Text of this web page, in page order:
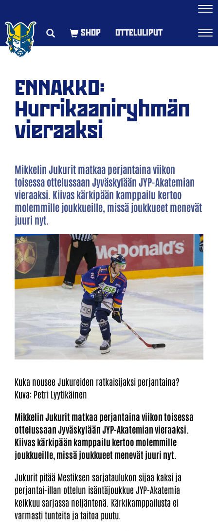
OTTELULIPUT
ENNAKKO:
Hurrikaaniryhmän
vieraaksi
Mikkelin Jukurit matkaa perjantaina viikon
toisessa ottelussaan Jyväskylään JYP-Akatemian
vieraaksi. Kiivas kärkipään kamppailu kertoo
molemmille joukkueille, missä joukkueet menevät
juuri nyt.
Kuka nousee Jukureiden ratkaisijaksi perjantaina?
Kuva: Petri Lyytikäinen
Mikkelin Jukurit matkaa perjantaina viikon toisessa
ottelussaan Jyväskylään JYP-Akatemian vieraaksi.
Kiivas kärkipään kamppailu kertoo molemmille
joukkueille, missä joukkueet menevät juuri nyt.
Jukurit pitää Mestiksen sarjataulukon sijaa kaksi ja
perjantai-illan ottelun isäntäjoukkue JYP-Akatemia
keikkuu sarjassa neljäntenä. Kärkikamppailusta ei
varmasti tunteita ja taitoa puutu.